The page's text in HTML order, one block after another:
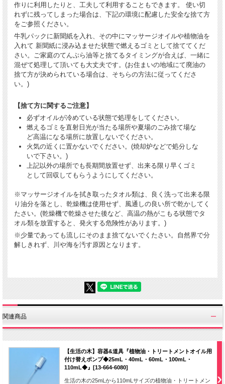
作りに利用したりと、工夫して利用することもできます。 使い切
れずに残ってしまった場合は、下記の環境に配慮した安全な捨て方
をご参照ください。
牛乳パックに新聞紙を入れ、その中にマッサージオイルや植物油を
入れて 新聞紙に浸み込ませた状態で燃えるゴミとして捨ててくだ
さい。ご家庭のてんぷら油等と捨てるタイミングが合えば、一緒に
混ぜて処理して頂いても大丈夫です。(お住まいの地域にて廃油の
捨て方が決められている場合は、そちらの方法に従ってくださ
い。)
【捨て方に関するご注意】
必ずオイルが冷めている状態で処理をしてください。
燃えるゴミを直射日光が当たる場所や夏場のごみ捨て場な
ど高温になる場所に放置しないでください。
火気の近くに置かないでください。(焼却炉などで処分しな
いで下さい。)
上記以外の場所でも長期間放置せず、出来る限り早くゴミ
として回収してもらうようにしてください。
※マッサージオイルを拭き取ったタオル類は、良く洗って出来る限
り油分を落とし、乾燥機は使用せず、風通しの良い所で乾かしてく
たさい。(乾燥機で乾燥させた後など、高温の熱がこもる状態でタ
オル類を放置すると、発火する危険性があります。)
※少量であっても流しにそのまま捨てないでくたさい。自然界で分
解しきれず、川や海を汚す原因となります。
関連商品
【生活の木】容器&道具『植物油・トリートメントオイル用
付け替えポンプ◆25mL・40mL・60mL・100mL・
110mL◆』[13-664-6080]
生活の木の25mLから110mLサイズの植物油・トリートメン